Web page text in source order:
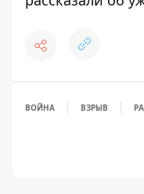
ВОЙНА ВЗРЫВ